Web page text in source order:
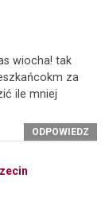
wiocha! tak
za
ile mniej
ODPOWIEDZ